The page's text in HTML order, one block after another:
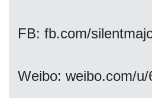
隱
及
FB: fb.com/
Weibo: weibo.com/